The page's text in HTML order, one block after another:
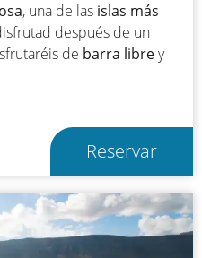
, una de las islas más
después de un
de barra librey
Reservar